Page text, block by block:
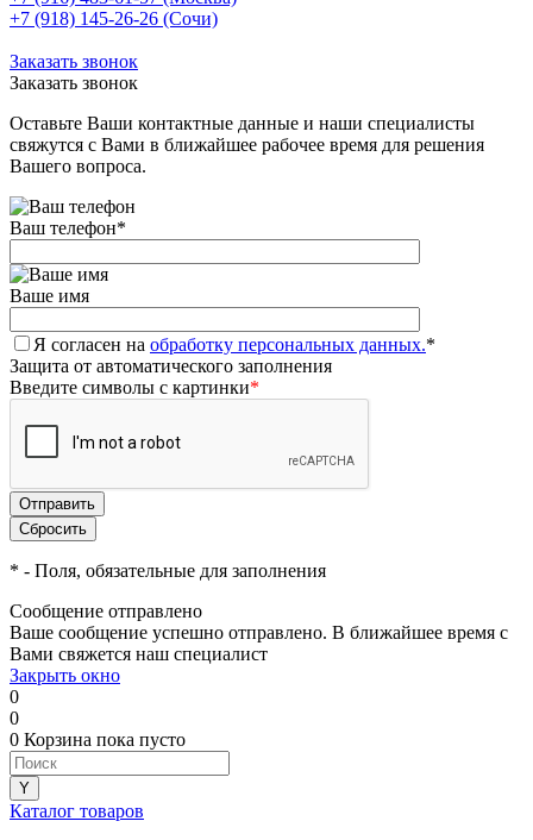
+7 (918) 145-26-26 (Сочи)
Заказать звонок
Заказать звонок
Оставьте Ваши контактные данные и наши специалисты
свяжутся с Вами в ближайшее рабочее время для решения
Вашего вопроса.
Ваш телефон*
Ваше имя
Я согласен на обработку персональных данных.*
Защита от автоматического заполнения
Введите символы с картинки*
* - Поля, обязательные для заполнения
Сообщение отправлено
Ваше сообщение успешно отправлено. В ближайшее время с
Вами свяжется наш специалист
Закрыть окно
0
0
0 Корзина пока пусто
Каталог товаров